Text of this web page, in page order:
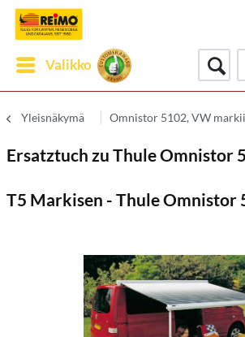
Valikko
Yleisnäkymä Omnistor 5102, VW
Ersatztuch zu Thule Omnistor
T5 Markisen - Thule Omnistor